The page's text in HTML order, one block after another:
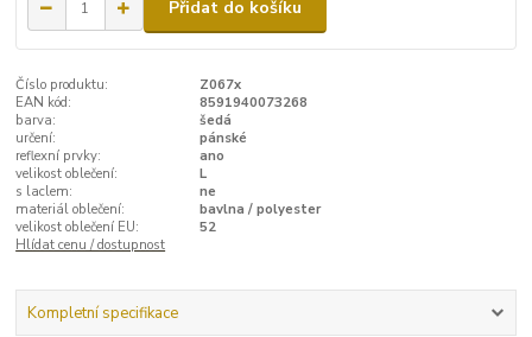
Přidat do košíku
Číslo produktu:
Z067x
EAN kód:
8591940073268
barva:
šedá
určení:
pánské
reflexní prvky:
ano
velikost oblečení:
L
s laclem:
ne
materiál oblečení:
bavlna / polyester
velikost oblečení EU:
52
Hlídat cenu / dostupnost
Kompletní specifikace